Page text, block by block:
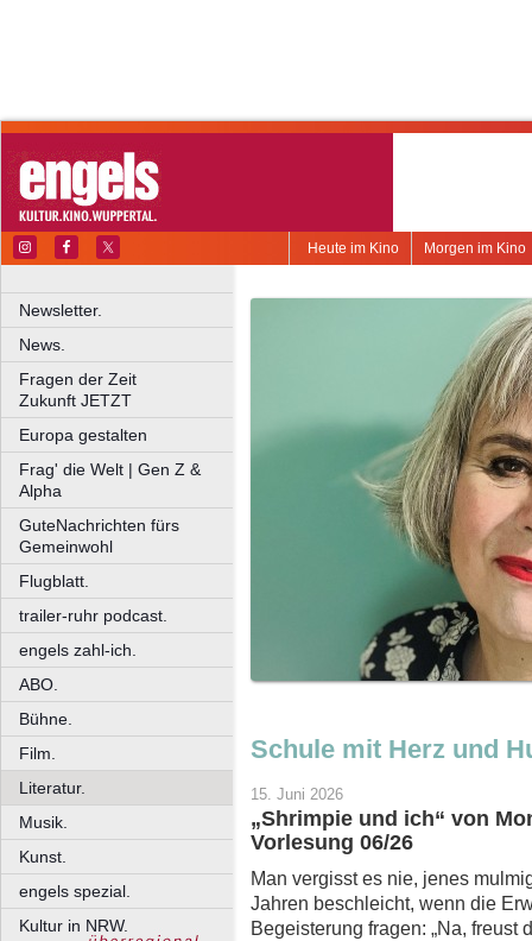
Morgen im Kino
Heute im Kino
Newsletter.
News.
Fragen der Zeit
Zukunft JETZT
Europa gestalten
Frag' die Welt | Gen Z &
Alpha
GuteNachrichten fürs
Gemeinwohl
Flugblatt.
trailer-ruhr podcast.
engels zahl-ich.
ABO.
Bühne.
Film.
Literatur.
Musik.
Kunst.
engels spezial.
Kultur in NRW.
Schule mit Herz und
15. Juni 2026
„Shrimpie und ich“ von
Vorlesung 06/26
Man vergisst es nie, jenes
Jahren beschleicht, wenn die
Begeisterung fragen: „Na, freust